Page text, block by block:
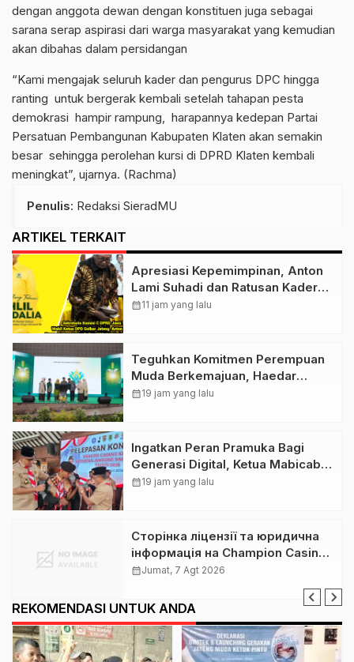
dengan anggota dewan dengan konstituen juga sebagai
sarana serap aspirasi dari warga masyarakat yang kemudian
akan dibahas dalam persidangan
“Kami mengajak seluruh kader dan pengurus DPC hingga
ranting untuk bergerak kembali setelah tahapan pesta
demokrasi hampir rampung, harapannya kedepan Partai
Persatuan Pembangunan Kabupaten Klaten akan semakin
besar sehingga perolehan kursi di DPRD Klaten kembali
meningkat”, ujarnya. (Rachma)
Penulis: Redaksi SieradMU
ARTIKEL TERKAIT
Apresiasi Kepemimpinan, Anton
Lami Suhadi dan Ratusan Kader
Golkar Klaten Ikut Rayakan Ultah
calendar_month11 jam yang lalu
Teguhkan Komitmen Perempuan
Muda Berkemajuan, Haedar
Nashir Buka Muktamar ke-15
calendar_month19 jam yang lalu
Ingatkan Peran Pramuka Bagi
Generasi Digital, Ketua Mabicab
Gerakan Pramuka Klaten Lepas
calendar_month19 jam yang lalu
Сторінка ліцензії та юридична
інформація на Champion Casino:
розбір для українських гравців
calendar_monthJumat, 7 Agt 2026
REKOMENDASI UNTUK ANDA